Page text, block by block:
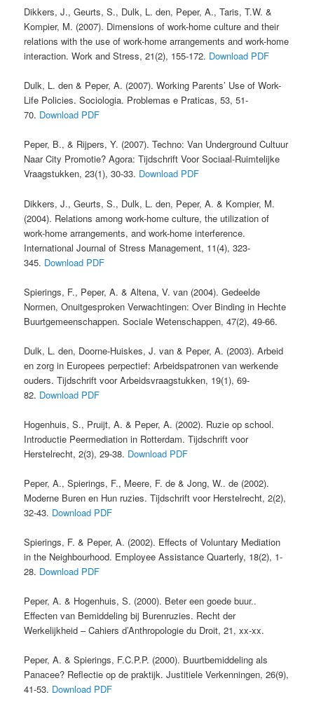
Dikkers, J., Geurts, S., Dulk, L. den, Peper, A., Taris, T.W. &
Kompier, M. (2007). Dimensions of work-home culture and their
relations with the use of work-home arrangements and work-home
interaction. Work and Stress, 21(2), 155-172. Download PDF
Dulk, L. den & Peper, A. (2007). Working Parents’ Use of Work-
Life Policies. Sociologia. Problemas e Praticas, 53, 51-
70. Download PDF
Peper, B., & Rijpers, Y. (2007). Techno: Van Underground Cultuur
Naar City Promotie? Agora: Tijdschrift Voor Sociaal-Ruimtelijke
Vraagstukken, 23(1), 30-33. Download PDF
Dikkers, J., Geurts, S., Dulk, L. den, Peper, A. & Kompier, M.
(2004). Relations among work-home culture, the utilization of
work-home arrangements, and work-home interference.
International Journal of Stress Management, 11(4), 323-
345. Download PDF
Spierings, F., Peper, A. & Altena, V. van (2004). Gedeelde
Normen, Onuitgesproken Verwachtingen: Over Binding in Hechte
Buurtgemeenschappen. Sociale Wetenschappen, 47(2), 49-66.
Dulk, L. den, Doorne-Huiskes, J. van & Peper, A. (2003). Arbeid
en zorg in Europees perpectief: Arbeidspatronen van werkende
ouders. Tijdschrift voor Arbeidsvraagstukken, 19(1), 69-
82. Download PDF
Hogenhuis, S., Pruijt, A. & Peper, A. (2002). Ruzie op school.
Introductie Peermediation in Rotterdam. Tijdschrift voor
Herstelrecht, 2(3), 29-38. Download PDF
Peper, A., Spierings, F., Meere, F. de & Jong, W.. de (2002).
Moderne Buren en Hun ruzies. Tijdschrift voor Herstelrecht, 2(2),
32-43. Download PDF
Spierings, F. & Peper, A. (2002). Effects of Voluntary Mediation
in the Neighbourhood. Employee Assistance Quarterly, 18(2), 1-
28. Download PDF
Peper, A. & Hogenhuis, S. (2000). Beter een goede buur..
Effecten van Bemiddeling bij Burenruzies. Recht der
Werkelijkheid – Cahiers d’Anthropologie du Droit, 21, xx-xx.
Peper, A. & Spierings, F.C.P.P. (2000). Buurtbemiddeling als
Panacee? Reflectie op de praktijk. Justitiele Verkenningen, 26(9),
41-53. Download PDF